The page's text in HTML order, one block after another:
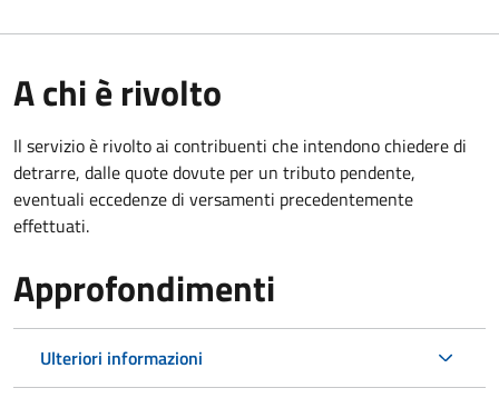
A chi è rivolto
Il servizio è rivolto ai contribuenti che intendono chiedere di
detrarre, dalle quote dovute per un tributo pendente,
eventuali eccedenze di versamenti precedentemente
effettuati.
Approfondimenti
Ulteriori informazioni